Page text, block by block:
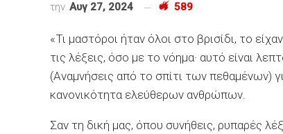
την Αυγ 27, 2024 589
«Τι μαστόροι ήταν όλοι στο βρισίδι, το
τις λέξεις, όσο με το νόημα· αυτό είναι
(Αναμνήσεις από το σπίτι των πεθαμένων)
κανονικότητα ελεύθερων ανθρώπων.
Σαν τη δική μας, όπου συνήθεις, ρυπαρές